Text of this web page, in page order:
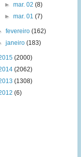
► mar. 02 (8)
► mar. 01 (7)
fevereiro(162)
janeiro(183)
(2000)
(2062)
(1308)
(6)